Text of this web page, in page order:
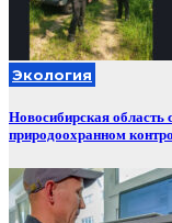
Экология
Новосибирская
природоохранном